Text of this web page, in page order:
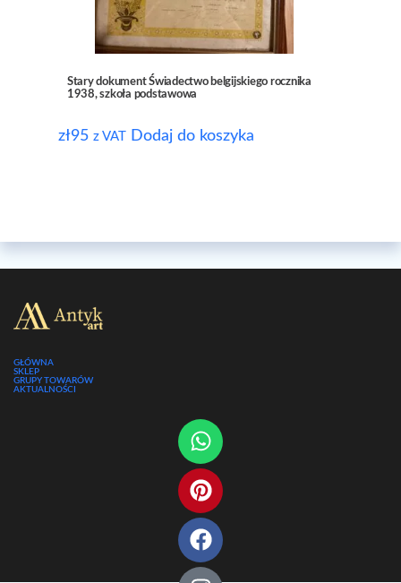
Stary dokument Świadectwo belgijskiego rocznika
1938, szkoła podstawowa
zł95 z VAT Dodaj do koszyka
GŁÓWNA
SKLEP
GRUPY TOWARÓW
AKTUALNOŚCI